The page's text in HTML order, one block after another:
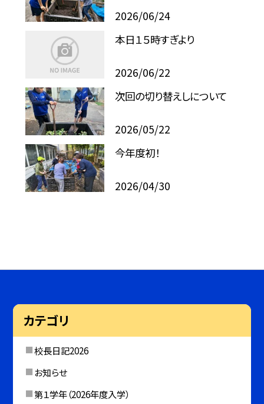
2026/06/24
本日１５時すぎより
2026/06/22
次回の切り替えしについて
2026/05/22
今年度初！
2026/04/30
カテゴリ
校長日記2026
お知らせ
第１学年（2026年度入学）